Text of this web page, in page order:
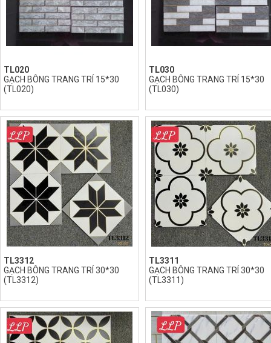
TL020
GẠCH BÔNG TRANG TRÍ 15*30
(TL020)
TL030
GẠCH BÔNG TRANG TRÍ 15*30
(TL030)
TL3312
GẠCH BÔNG TRANG TRÍ 30*30
(TL3312)
TL3311
GẠCH BÔNG TRANG TRÍ 30*30
(TL3311)